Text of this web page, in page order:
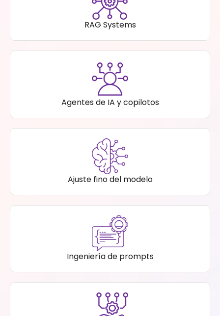
RAG Systems
Agentes de IA y copilotos
Ajuste fino del modelo
Ingeniería de prompts